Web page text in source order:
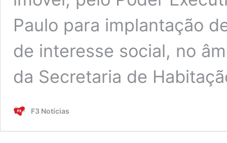
Paulo para implantação
de interesse social, no
da Secretaria de
F3 Notícias